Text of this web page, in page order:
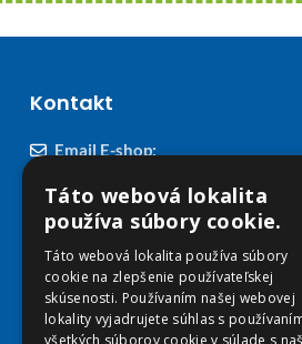
Kontakt
Email E-shop:
podpora@viplekaren.sk
Telefón E-shop:
0911 678 900(Po - Pia 7:30 - 15:30)
Telefón kamenná Lekáreň VIP
055 307 78 30
Táto webová lokalita
používa súbory cookie.
Táto webová lokalita používa súbory
cookie na zlepšenie používateľskej
skúsenosti. Používaním našej webovej
lokality vyjadrujete súhlas s
všetkých súborov cookie v súlade s